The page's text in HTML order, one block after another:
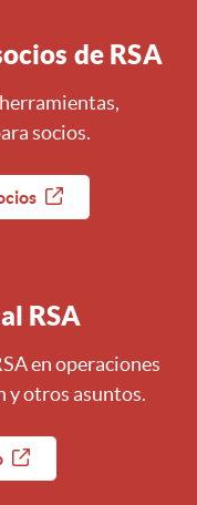
de RSA
socios.
RSA
en operaciones
y otros asuntos.